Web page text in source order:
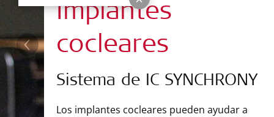
Implantes
cocleares
Sistema de IC SYNCHRONY
Los implantes cocleares pueden ayudar a